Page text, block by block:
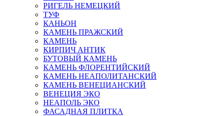
РИГЕЛЬ НЕМЕЦКИЙ
ТУФ
КАНЬОН
КАМЕНЬ ПРАЖСКИЙ
КАМЕНЬ
КИРПИЧ АНТИК
БУТОВЫЙ КАМЕНЬ
КАМЕНЬ ФЛОРЕНТИЙСКИЙ
КАМЕНЬ НЕАПОЛИТАНСКИЙ
КАМЕНЬ ВЕНЕЦИАНСКИЙ
ВЕНЕЦИЯ ЭКО
НЕАПОЛЬ ЭКО
ФАСАДНАЯ ПЛИТКА